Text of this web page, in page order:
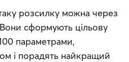
розсилку можна через
Вони сформують цільову
параметрами,
і порадять найкращий